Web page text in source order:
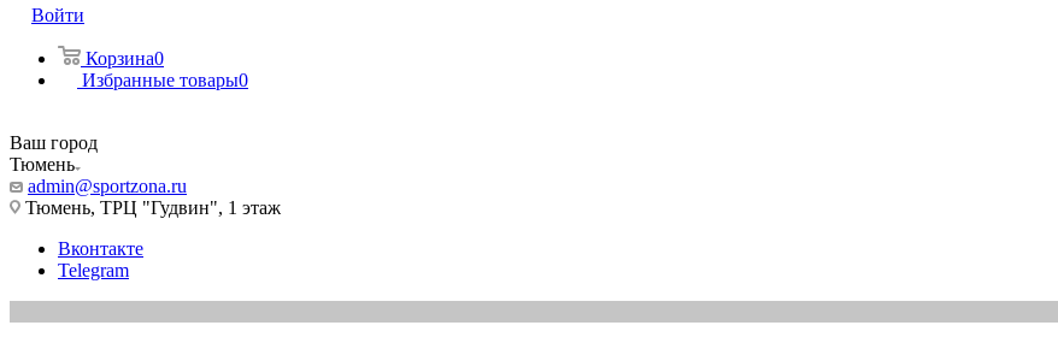
Войти
Корзина0
Избранные товары0
Ваш город
Тюмень
admin@sportzona.ru
Тюмень, ТРЦ "Гудвин", 1 этаж
Вконтакте
Telegram